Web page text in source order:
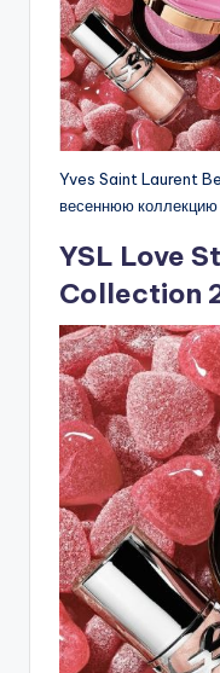
Yves Saint Laurent
весеннюю коллекцию
YSL Love
Collection